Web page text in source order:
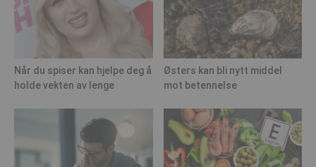
Når du spiser kan hjelpe deg å
holde vekten av lenge
Østers kan bli nytt middel
mot betennelse